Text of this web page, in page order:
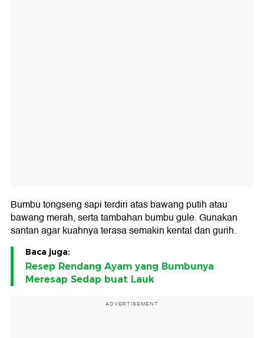
Bumbu tongseng sapi terdiri atas bawang putih atau
bawang merah, serta tambahan bumbu gule. Gunakan
santan agar kuahnya terasa semakin kental dan gurih.
Baca juga:
Resep Rendang Ayam yang Bumbunya
Meresap Sedap buat Lauk
ADVERTISEMENT